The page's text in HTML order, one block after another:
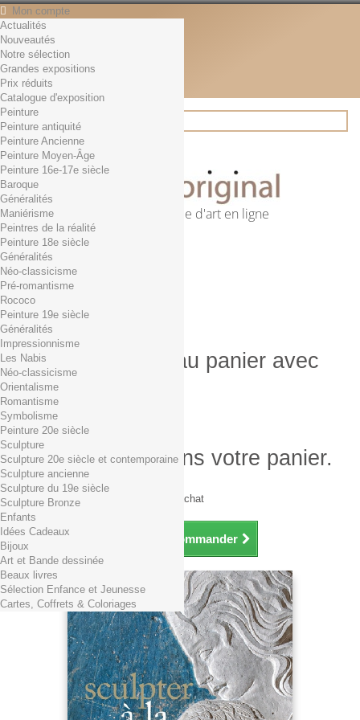
Mon compte
Contact
Français
English
Français
Actualités
Rechercher
Première librairie d'art en ligne
Panier (vide)
Aucun produit
0,01€ dès 29€ d'achat
0,00 € Total
Commander
Produit ajouté au panier avec
succès
Quantité
Total
Il y a 1 produit dans votre panier.
Total produits TTC
Frais de port TTC
0,01€ dès 29€ d'achat
Total TTC
Continuer mes achats Commander
Actualités
Nouveautés
Notre sélection
Grandes expositions
Prix réduits
Catalogue d'exposition
Peinture
Peinture antiquité
Peinture Ancienne
Peinture Moyen-Âge
Peinture 16e-17e siècle
Baroque
Généralités
Maniérisme
Peintres de la réalité
Peinture 18e siècle
Généralités
Néo-classicisme
Pré-romantisme
Rococo
Peinture 19e siècle
Généralités
Impressionnisme
Les Nabis
Néo-classicisme
Orientalisme
Romantisme
Symbolisme
Peinture 20e siècle
Sculpture
Sculpture 20e siècle et contemporaine
Sculpture ancienne
Sculpture du 19e siècle
Sculpture Bronze
Enfants
Idées Cadeaux
Bijoux
Art et Bande dessinée
Beaux livres
Sélection Enfance et Jeunesse
Cartes, Coffrets & Coloriages